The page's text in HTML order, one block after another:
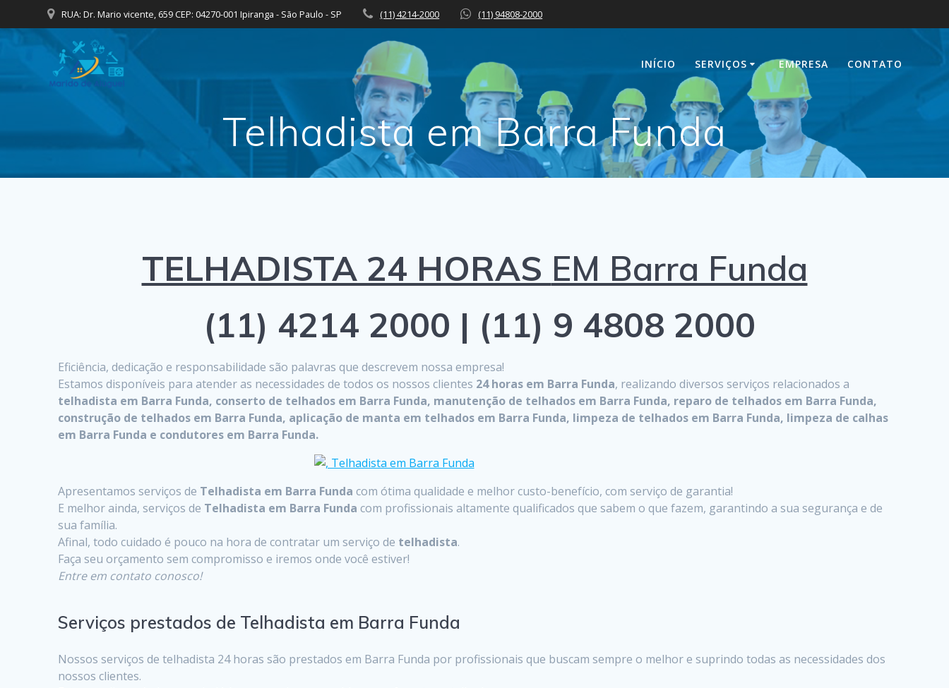
to
RUA: Dr. Mario vicente, 659 CEP: 04270-001 Ipiranga - São Paulo - SP (11) 4214-2000 (11) 94808-2000
INÍCIO SERVIÇOS EMPRESA CONTATO
Telhadista em Barra Funda
TELHADISTA 24 HORAS EM Barra Funda
(11) 4214 2000 | (11) 9 4808 2000
Eficiência, dedicação e responsabilidade são palavras que descrevem nossa empresa!
Estamos disponíveis para atender as necessidades de todos os nossos clientes 24 horas em Barra Funda, realizando diversos serviços relacionados a
telhadista em Barra Funda, conserto de telhados em Barra Funda, manutenção de telhados em Barra Funda, reparo de telhados em Barra Funda,
construção de telhados em Barra Funda, aplicação de manta em telhados em Barra Funda, limpeza de telhados em Barra Funda, limpeza de calhas
em Barra Funda e condutores em Barra Funda.
Apresentamos serviços de Telhadista em Barra Funda com ótima qualidade e melhor custo-benefício, com serviço de garantia!
E melhor ainda, serviços de Telhadista em Barra Funda com profissionais altamente qualificados que sabem o que fazem, garantindo a sua segurança e de
sua família.
Afinal, todo cuidado é pouco na hora de contratar um serviço de telhadista.
Faça seu orçamento sem compromisso e iremos onde você estiver!
Entre em contato conosco!
Serviços prestados de Telhadista em Barra Funda
Nossos serviços de telhadista 24 horas são prestados em Barra Funda por profissionais que buscam sempre o melhor e suprindo todas as necessidades dos
nossos clientes.